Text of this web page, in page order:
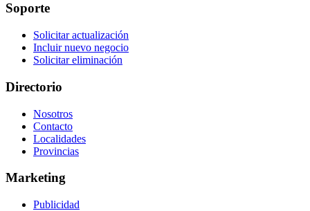
Soporte
Solicitar actualización
Incluir nuevo negocio
Solicitar eliminación
Directorio
Nosotros
Contacto
Localidades
Provincias
Marketing
Publicidad